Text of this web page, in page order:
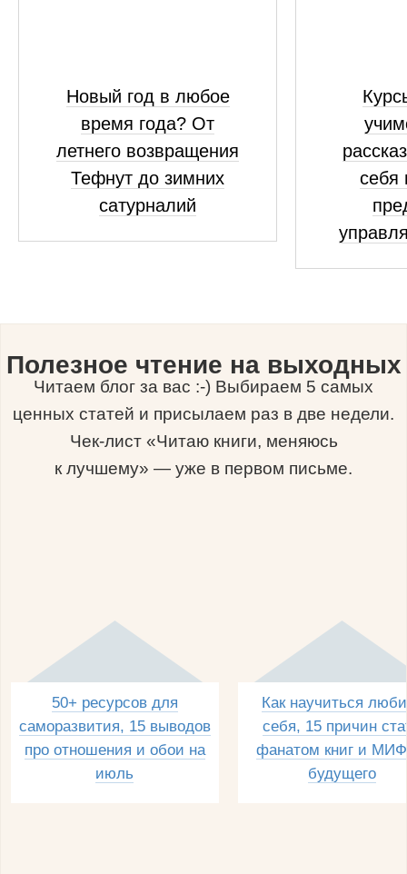
Новый год в любое
время года? От
летнего возвращения
Тефнут до зимних
сатурналий
себя
Полезное чтение на выходных
Читаем блог за вас :-) Выбираем 5 самых
ценных статей и присылаем раз в две недели.
Чек-лист «Читаю книги, меняюсь
к лучшему» — уже в первом письме.
50+ ресурсов для
саморазвития, 15 выводов
про отношения и обои на
июль
Как научиться
себя, 15 причин
фанатом книг и
будущего